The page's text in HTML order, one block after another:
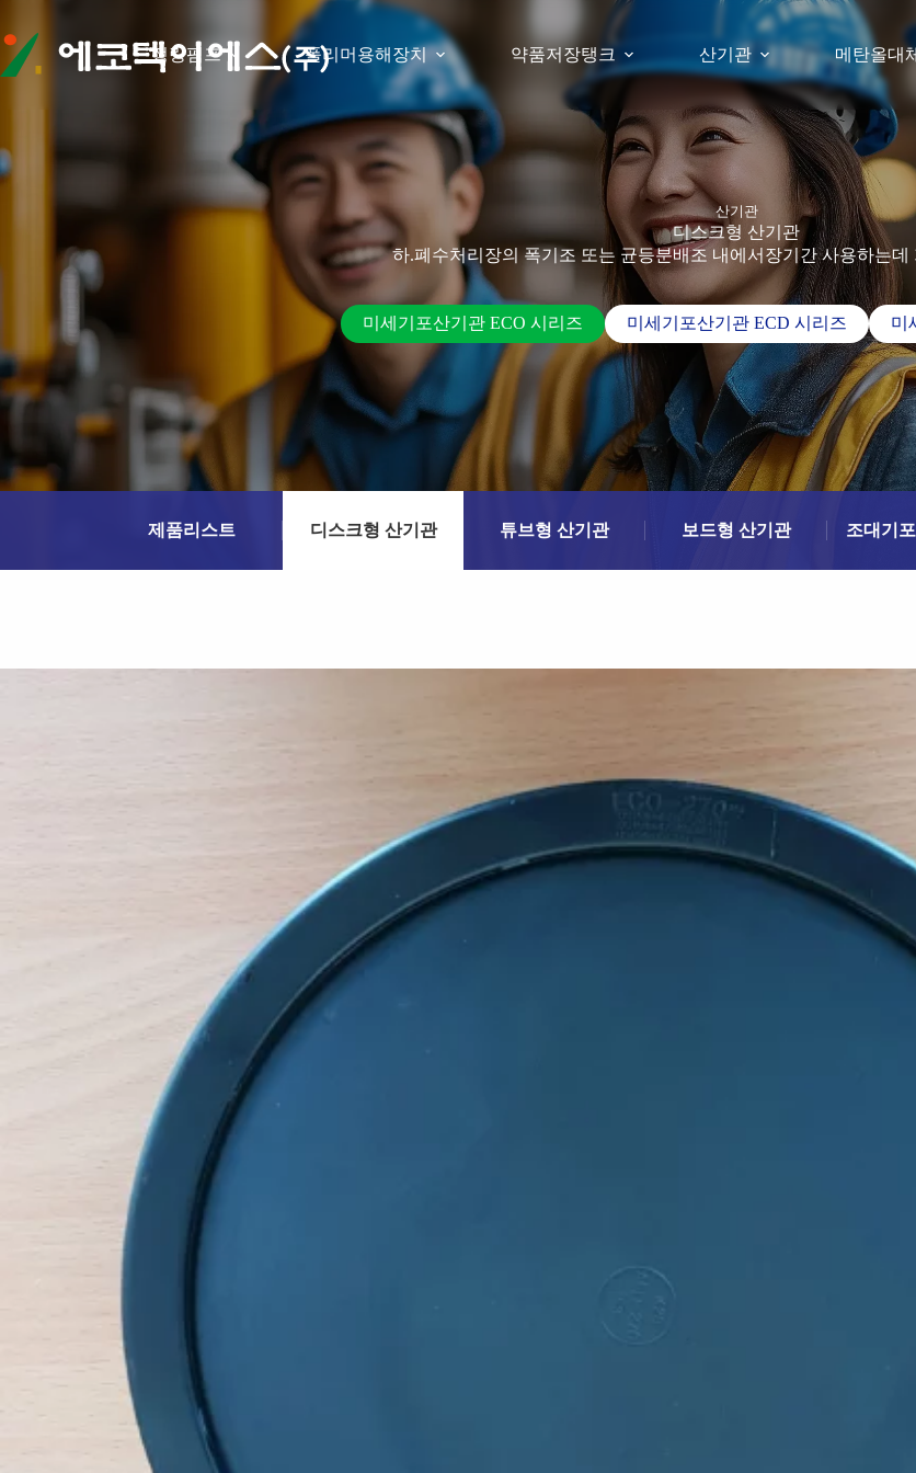
건너뛰기
정량펌프
폴리머용해장치 약품저장탱크 산기관 메탄올대
산기관
디스크형 산기관
하.폐수처리장의 폭기조 또는 균등분배조 내에서장기간 사용하는데
미세기포산기관 ECO 시리즈 미세기포산기관 ECD 시리즈 미
제품리스트 디스크형 산기관 튜브형 산기관 보드형 산기관 조대기